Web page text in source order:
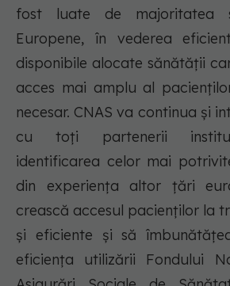
fost luate de majoritatea
Europene, în vederea
disponibile alocate sănătății
acces mai amplu al
necesar. CNAS va continua și
cu toți partenerii
identificarea celor mai
din experiența altor țări
crească accesul pacienților la
și eficiente și să
eficiența utilizării Fondului